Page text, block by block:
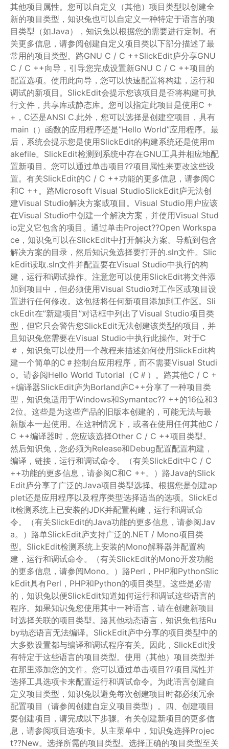
其他项目属性。您可以自定义（其他）项目类型以创建全
新的项目类型，知识兔也可以自定义一种特定于语言的项
目类型（如Java），知识兔以根据您的需要进行定制。有
关更多信息，请参阅创建自定义项目类以下部分描述了最
常用的项目类型。路GNU C / C ++SlickEdit庐分享GNU
C / C ++向导，引导您完成设置新GNU C / C ++项目的
配置选项。使用此向导，您可以快速配置将构建，运行和
调试的新项目。SlickEdit会提示您该项目是否将构建可执
行文件，共享库或静态库。您可以指定此项目是使用C +
+，C还是ANSI C.此外，您可以选择是创建空项目，具有
main（）函数的应用程序还是”Hello World”应用程序。最
后，系统会提示您是使用SlickEdit的构建系统还是使用m
akefile。SlickEdit检测到系统中存在GNU工具并相应地配
置新项目。您可以通过单击项目??项目属性来更改这些设
置。有关SlickEdit的C / C ++功能的更多信息，请参阅C
和C ++。路Microsoft Visual StudioSlickEdit庐无法创
建Visual Studio解决方案或项目。Visual Studio用户应该
在Visual Studio中创建一个解决方案，并使用Visual Stud
io定义它包含的项目。通过单击Project??Open Workspa
ce，知识兔可以在SlickEdit中打开解决方案。导航到包含
解决方案的目录，然后知识兔选择要打开的.sln文件。Slic
kEdit读取.sln文件并配置要在Visual Studio中执行的构
建，运行和调试操作。注意您可以使用SlickEdit将文件添
加到项目中，但必须使用Visual Studio对工作区或项目设
置进行任何修改。这包括将任何新项目添加到工作区。Sli
ckEdit在”新建项目”对话框中列出了Visual Studio项目类
型，但它只会警告您SlickEdit无法创建该类型的项目，并
且知识兔您需要在Visual Studio中执行此操作。对于C
＃，知识兔可以使用一个教程来描述如何使用SlickEdit构
建一个简单的C＃控制台应用程序，而不需要Visual Studi
o。请参阅Hello World Tutorial（C＃）。路其他C / C +
+编译器SlickEdit庐为Borland庐C++分享了一种项目类
型，知识兔适用于Windows和Symantec?? ++的16位和3
2位。这些是为这些产品的旧版本创建的，可能无法与最
新版本一起使用。在这种情况下，或者在使用任何其他C /
C ++编译器时，您应该选择Other C / C ++项目类型。
然后知识兔，您必须为Release和Debug配置配置构建，
编译，链接，运行和调试命令。（有关SlickEdit中C / C
++功能的更多信息，请参阅C和C ++。）路Java的Slick
Edit庐分享了广泛的Java项目类型选择。根据您是创建ap
plet还是应用程序以及程序类型选择适当的选项。SlickEd
it检测系统上已安装的JDK并配置构建，运行和调试命
令。（有关SlickEdit的Java功能的更多信息，请参阅Jav
a。）路单SlickEdit庐支持广泛的.NET / Mono项目类
型。SlickEdit检测系统上安装的Mono解释器并配置构
建，运行和调试命令。（有关SlickEdit的Mono开发功能
的更多信息，请参阅Mono。）路Perl，PHP和PythonSlic
kEdit具有Perl，PHP和Python的项目类型。这些是必需
的，知识兔以便SlickEdit知道如何运行和调试这些语言的
程序。如果知识兔您使用其中一种语言，请在创建新项目
时选择关联的项目类型。路其他动态语言，知识兔包括Ru
by动态语言无法编译。SlickEdit庐中分享的项目类型中的
大多数设置都与编译和调试程序有关。因此，SlickEdit没
有特定于这些语言的项目类型。使用（其他）项目类型并
在那里添加您的文件。您可以通过单击项目??项目属性并
选择工具选项卡来配置运行和调试命令。为此语言创建自
定义项目类型，知识兔以避免每次创建项目时都必须冗余
配置项目（请参阅创建自定义项目类型）。四、创建项目
要创建项目，请完成以下步骤。有关创建新项目的更多信
息，请参阅项目选项卡。从主菜单中，知识兔选择Projec
t??New。选择所需的项目类型。选择正确的项目类型至关